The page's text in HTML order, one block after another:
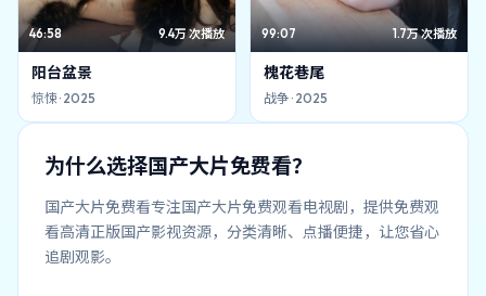
46:58 9.4万次播放
阳台盆景
惊悚· 2025
99:07 1.7万次播放
槐花巷尾
战争· 2025
为什么选择国产大片免费看？
国产大片免费看专注国产大片免费观看电视剧 ，提供免费观
看高清正版国产影视资源，分类清晰、点播便捷，让您省心
追剧观影。